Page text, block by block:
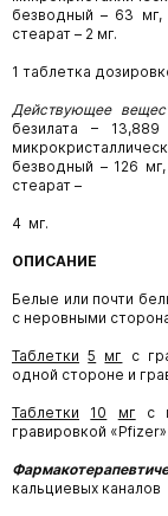
безводный – 63 мг,
стеарат – 2 мг.
1 таблетка
Действующее
безилата
– 13,889
безводный – 126
стеарат –
4 мг.
ОПИСАНИЕ
Белые или почти
с неровными
Таблетки 5 мг с
одной стороне и
Таблетки 10 мг с
гравировкой
кальциевых каналов